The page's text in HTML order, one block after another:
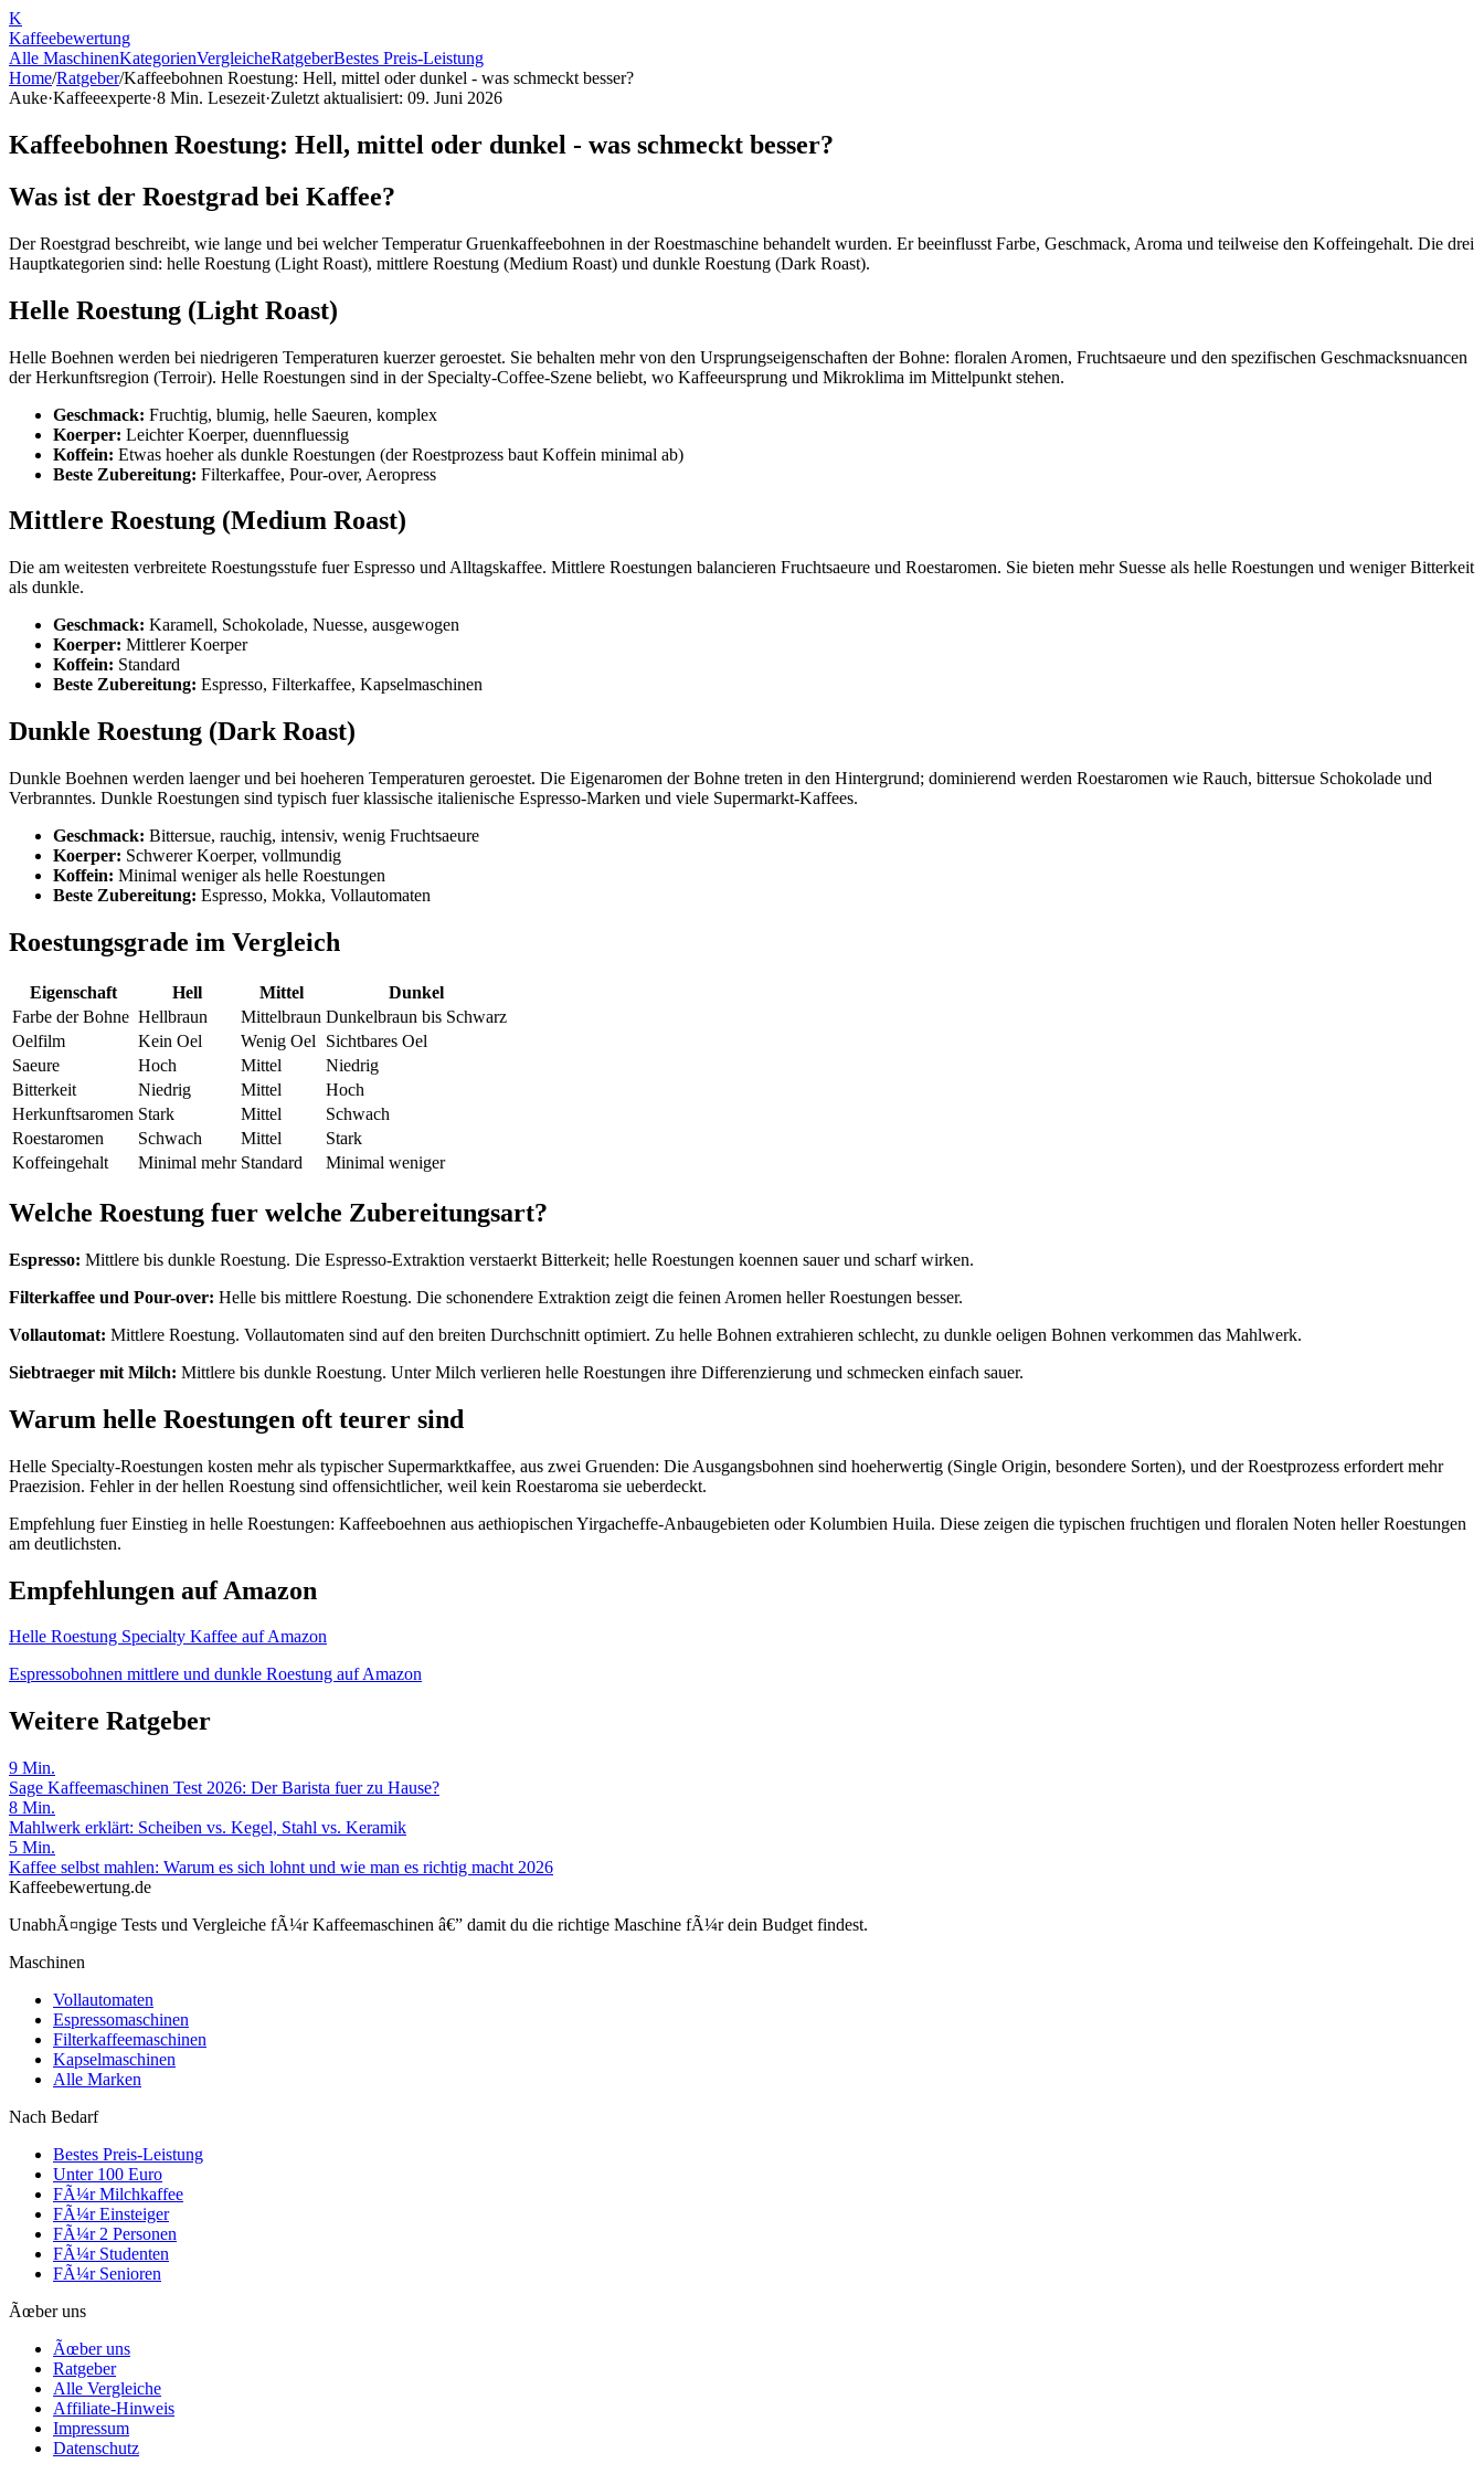
K
Kaffeebewertung
Alle MaschinenKategorienVergleicheRatgeberBestes Preis-Leistung
Home/Ratgeber/Kaffeebohnen Roestung: Hell, mittel oder dunkel - was schmeckt besser?
Auke·Kaffeeexperte·8 Min. Lesezeit·Zuletzt aktualisiert: 09. Juni 2026
Kaffeebohnen Roestung: Hell, mittel oder dunkel - was schmeckt besser?
Was ist der Roestgrad bei Kaffee?
Der Roestgrad beschreibt, wie lange und bei welcher Temperatur Gruenkaffeebohnen in der Roestmaschine behandelt wurden. Er beeinflusst Farbe, Geschmack, Aroma und teilweise den Koffeingehalt. Die drei
Hauptkategorien sind: helle Roestung (Light Roast), mittlere Roestung (Medium Roast) und dunkle Roestung (Dark Roast).
Helle Roestung (Light Roast)
Helle Boehnen werden bei niedrigeren Temperaturen kuerzer geroestet. Sie behalten mehr von den Ursprungseigenschaften der Bohne: floralen Aromen, Fruchtsaeure und den spezifischen Geschmacksnuancen
der Herkunftsregion (Terroir). Helle Roestungen sind in der Specialty-Coffee-Szene beliebt, wo Kaffeeursprung und Mikroklima im Mittelpunkt stehen.
Geschmack: Fruchtig, blumig, helle Saeuren, komplex
Koerper: Leichter Koerper, duennfluessig
Koffein: Etwas hoeher als dunkle Roestungen (der Roestprozess baut Koffein minimal ab)
Beste Zubereitung: Filterkaffee, Pour-over, Aeropress
Mittlere Roestung (Medium Roast)
Die am weitesten verbreitete Roestungsstufe fuer Espresso und Alltagskaffee. Mittlere Roestungen balancieren Fruchtsaeure und Roestaromen. Sie bieten mehr Suesse als helle Roestungen und weniger Bitterkeit
als dunkle.
Geschmack: Karamell, Schokolade, Nuesse, ausgewogen
Koerper: Mittlerer Koerper
Koffein: Standard
Beste Zubereitung: Espresso, Filterkaffee, Kapselmaschinen
Dunkle Roestung (Dark Roast)
Dunkle Boehnen werden laenger und bei hoeheren Temperaturen geroestet. Die Eigenaromen der Bohne treten in den Hintergrund; dominierend werden Roestaromen wie Rauch, bittersue Schokolade und
Verbranntes. Dunkle Roestungen sind typisch fuer klassische italienische Espresso-Marken und viele Supermarkt-Kaffees.
Geschmack: Bittersue, rauchig, intensiv, wenig Fruchtsaeure
Koerper: Schwerer Koerper, vollmundig
Koffein: Minimal weniger als helle Roestungen
Beste Zubereitung: Espresso, Mokka, Vollautomaten
Roestungsgrade im Vergleich
Eigenschaft Hell Mittel
Dunkel
Farbe der Bohne Hellbraun Mittelbraun Dunkelbraun bis Schwarz
Oelfilm
Kein Oel Wenig Oel
Sichtbares Oel
Saeure
Hoch Mittel
Niedrig
Bitterkeit
Niedrig Mittel
Hoch
Herkunftsaromen Stark Mittel
Schwach
Roestaromen
Schwach Mittel
Stark
Koffeingehalt
Minimal mehr Standard Minimal weniger
Welche Roestung fuer welche Zubereitungsart?
Espresso: Mittlere bis dunkle Roestung. Die Espresso-Extraktion verstaerkt Bitterkeit; helle Roestungen koennen sauer und scharf wirken.
Filterkaffee und Pour-over: Helle bis mittlere Roestung. Die schonendere Extraktion zeigt die feinen Aromen heller Roestungen besser.
Vollautomat: Mittlere Roestung. Vollautomaten sind auf den breiten Durchschnitt optimiert. Zu helle Bohnen extrahieren schlecht, zu dunkle oeligen Bohnen verkommen das Mahlwerk.
Siebtraeger mit Milch: Mittlere bis dunkle Roestung. Unter Milch verlieren helle Roestungen ihre Differenzierung und schmecken einfach sauer.
Warum helle Roestungen oft teurer sind
Helle Specialty-Roestungen kosten mehr als typischer Supermarktkaffee, aus zwei Gruenden: Die Ausgangsbohnen sind hoeherwertig (Single Origin, besondere Sorten), und der Roestprozess erfordert mehr
Praezision. Fehler in der hellen Roestung sind offensichtlicher, weil kein Roestaroma sie ueberdeckt.
Empfehlung fuer Einstieg in helle Roestungen: Kaffeeboehnen aus aethiopischen Yirgacheffe-Anbaugebieten oder Kolumbien Huila. Diese zeigen die typischen fruchtigen und floralen Noten heller Roestungen
am deutlichsten.
Empfehlungen auf Amazon
Helle Roestung Specialty Kaffee auf Amazon
Espressobohnen mittlere und dunkle Roestung auf Amazon
Weitere Ratgeber
9 Min.
Sage Kaffeemaschinen Test 2026: Der Barista fuer zu Hause?
8 Min.
Mahlwerk erklärt: Scheiben vs. Kegel, Stahl vs. Keramik
5 Min.
Kaffee selbst mahlen: Warum es sich lohnt und wie man es richtig macht 2026
Kaffeebewertung.de
UnabhÃ¤ngige Tests und Vergleiche fÃ¼r Kaffeemaschinen â€” damit du die richtige Maschine fÃ¼r dein Budget findest.
Maschinen
Vollautomaten
Espressomaschinen
Filterkaffeemaschinen
Kapselmaschinen
Alle Marken
Nach Bedarf
Bestes Preis-Leistung
Unter 100 Euro
FÃ¼r Milchkaffee
FÃ¼r Einsteiger
FÃ¼r 2 Personen
FÃ¼r Studenten
FÃ¼r Senioren
Ãœber uns
Ãœber uns
Ratgeber
Alle Vergleiche
Affiliate-Hinweis
Impressum
Datenschutz